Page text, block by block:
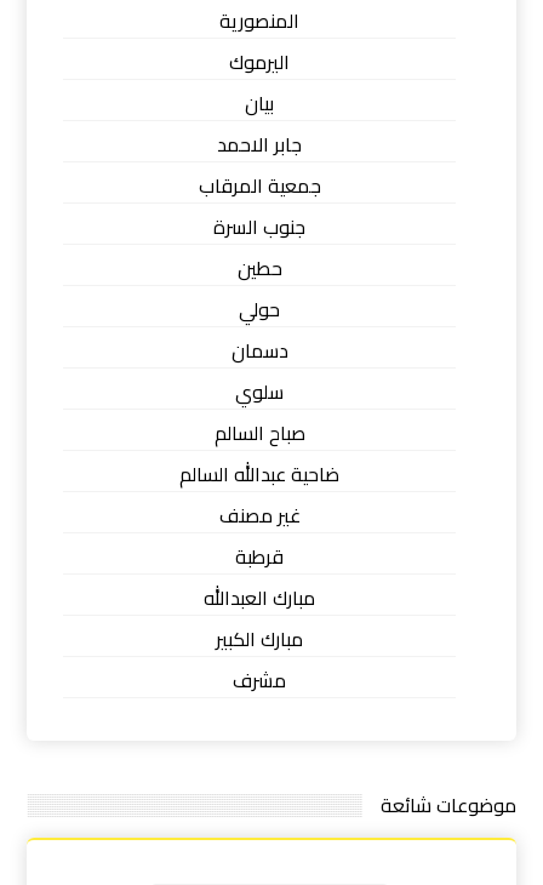
المنصورية
اليرموك
بيان
جابر الاحمد
جمعية المرقاب
جنوب السرة
حطين
حولي
دسمان
سلوي
صباح السالم
ضاحية عبدالله السالم
غير مصنف
قرطبة
مبارك العبدالله
مبارك الكبير
مشرف
موضوعات شائعة